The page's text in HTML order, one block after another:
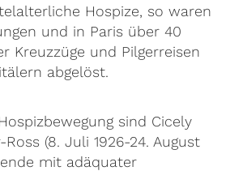
Hospize, so waren
und in Paris über 40
Kreuzzüge und Pilgerreisen
abgelöst.
sind Cicely
(8. Juli 1926-24. August
mit adäquater